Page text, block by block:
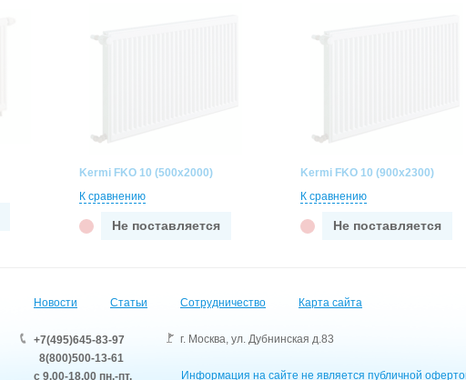
Kermi FKO 10 (500x2000)
К сравнению
Не поставляется
Kermi FKO 10 (900x2300)
К сравнению
Не поставляется
Новости Статьи Сотрудничество Карта сайта
+7(495)645-83-97
8(800)500-13-61
с 9.00-18.00 пн.-пт.
г. Москва, ул. Дубнинская д.83
Информация на сайте не является публичной